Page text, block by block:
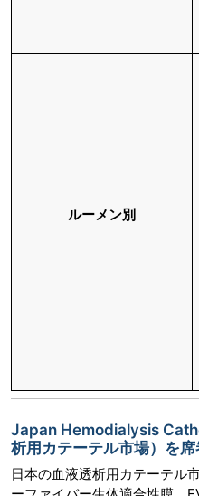
ルーメン別
Japan Hemodialysis
析用カテーテル市場）を席
日本の血液透析用カテーテル